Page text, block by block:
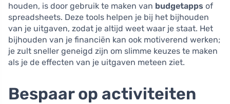
houden, is door gebruik te maken van budgetapps of
spreadsheets. Deze tools helpen je bij het bijhouden
van je uitgaven, zodat je altijd weet waar je staat. Het
bijhouden van je financiën kan ook motiverend werken;
je zult sneller geneigd zijn om slimme keuzes te maken
als je de effecten van je uitgaven meteen ziet.
Bespaar op activiteiten